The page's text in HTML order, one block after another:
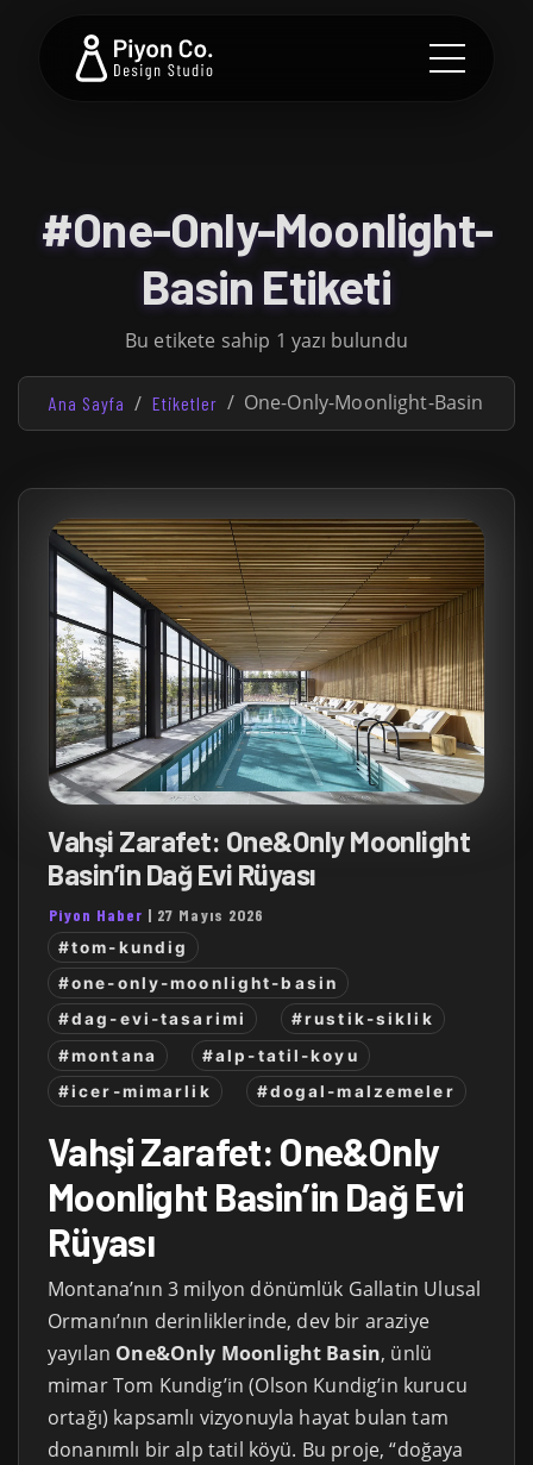
#One-Only-Moonlight-
Basin Etiketi
Bu etikete sahip 1 yazı bulundu
Ana Sayfa Etiketler One-Only-Moonlight-Basin
Vahşi Zarafet: One&Only Moonlight
Basin’in Dağ Evi Rüyası
Piyon Haber | 27 Mayıs 2026
#tom-kundig
#one-only-moonlight-basin
#dag-evi-tasarimi
#rustik-siklik
#montana
#alp-tatil-koyu
#icer-mimarlik
#dogal-malzemeler
Vahşi Zarafet: One&Only
Moonlight Basin’in Dağ Evi
Rüyası
Montana’nın 3 milyon dönümlük Gallatin Ulusal
Ormanı’nın derinliklerinde, dev bir araziye
yayılan One&Only Moonlight Basin, ünlü
mimar Tom Kundig’in (Olson Kundig’in kurucu
ortağı) kapsamlı vizyonuyla hayat bulan tam
donanımlı bir alp tatil köyü. Bu proje, “doğaya